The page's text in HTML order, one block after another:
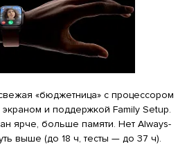
«бюджетница» с процессором
и поддержкой Family Setup.
ярче, больше памяти. Нет Always-
выше (до 18 ч, тесты — до 37 ч).